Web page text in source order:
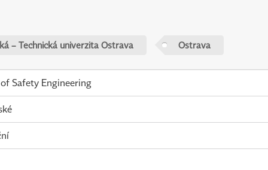
– Technická univerzita Ostrava Ostrava
Safety Engineering